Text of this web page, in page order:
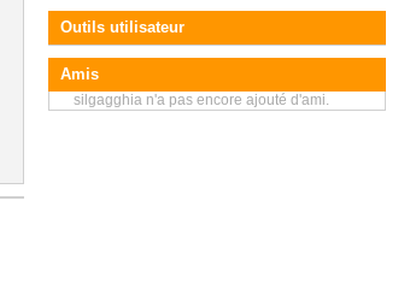
Outils utilisateur
Amis
silgagghia n'a pas encore ajouté d'ami.